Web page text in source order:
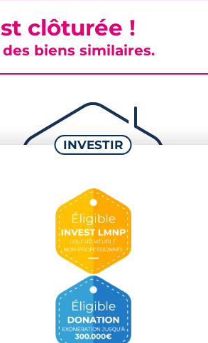
clôturée !
biens similaires.